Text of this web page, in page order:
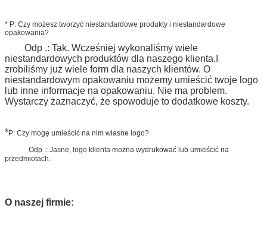
* P: Czy możesz tworzyć niestandardowe produkty i niestandardowe
opakowania?
Odp .: Tak. Wcześniej wykonaliśmy wiele
niestandardowych produktów dla naszego klienta.
zrobiliśmy już wiele form dla naszych klientów. O
niestandardowym opakowaniu możemy umieścić twoje logo
lub inne informacje na opakowaniu. Nie ma problem.
Wystarczy zaznaczyć, że spowoduje to dodatkowe koszty.
*P: Czy mogę umieścić na nim własne logo?
Odp .: Jasne, logo klienta można wydrukować lub umieścić na
przedmiotach.
O naszej firmie: